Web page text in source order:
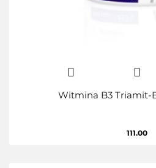
Witmina B3 Triamit-
111.00